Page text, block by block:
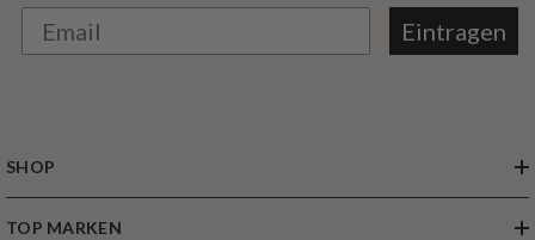
Eintragen
SHOP
TOP MARKEN